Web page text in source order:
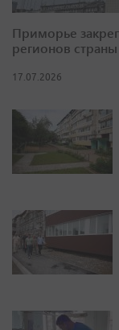
Приморье
регионов страны
17.07.2026